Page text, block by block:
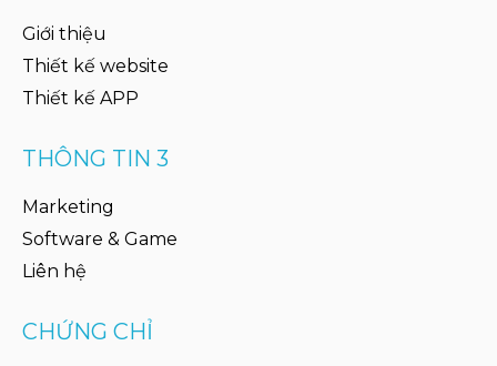
Giới thiệu
Thiết kế website
Thiết kế APP
THÔNG TIN 3
Marketing
Software & Game
Liên hệ
CHỨNG CHỈ